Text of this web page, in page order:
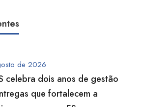
de 2026
celebra dois anos de gestão
que fortalecem a